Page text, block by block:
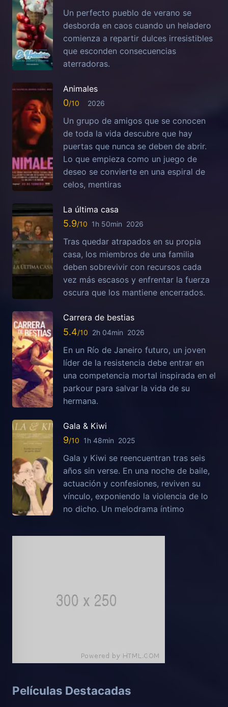
Un perfecto pueblo de verano se
desborda en caos cuando un heladero
comienza a repartir dulces irresistibles
que esconden consecuencias
aterradoras.
Animales
0 2026
Un grupo de amigos que se conocen
de toda la vida descubre que hay
puertas que nunca se deben de abrir.
Lo que empieza como un juego de
deseo se convierte en una espiral de
celos, mentiras
La última casa
5.9 1h 50min 2026
Tras quedar atrapados en su propia
casa, los miembros de una familia
deben sobrevivir con recursos cada
vez más escasos y enfrentar la fuerza
oscura que los mantiene encerrados.
Carrera de bestias
5.4 2h 04min 2026
En un Río de Janeiro futuro, un joven
líder de la resistencia debe entrar en
una competencia mortal inspirada en el
parkour para salvar la vida de su
hermana.
Gala & Kiwi
9 1h 48min 2025
Gala y Kiwi se reencuentran tras seis
años sin verse. En una noche de baile,
actuación y confesiones, reviven su
vínculo, exponiendo la violencia de lo
no dicho. Un melodrama íntimo
Películas Destacadas